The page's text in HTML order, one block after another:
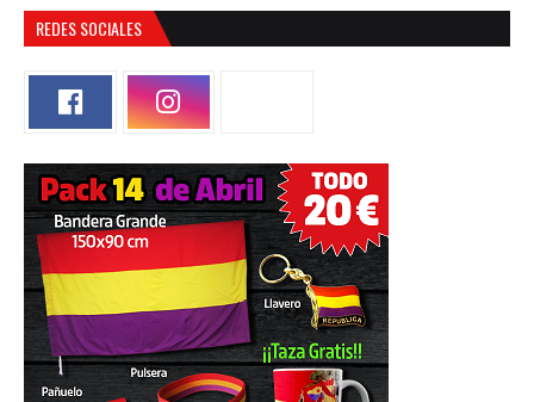
REDES SOCIALES